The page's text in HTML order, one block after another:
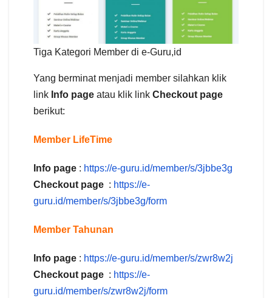
Tiga Kategori Member di e-Guru,id
Yang berminat menjadi member silahkan klik
link Info page atau klik link Checkout page
berikut:
Member LifeTime
Info page : https://e-guru.id/member/s/3jbbe3g
Checkout page : https://e-
guru.id/member/s/3jbbe3g/form
Member Tahunan
Info page : https://e-guru.id/member/s/zwr8w2j
Checkout page : https://e-
guru.id/member/s/zwr8w2j/form